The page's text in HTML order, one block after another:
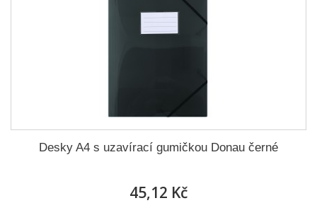
Desky A4 s uzavírací gumičkou Donau černé
45,12 Kč